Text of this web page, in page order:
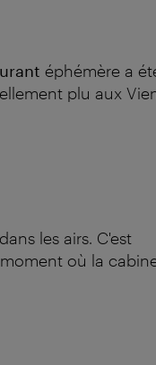
éphémère a
plu aux
dans les airs. C'est
où la